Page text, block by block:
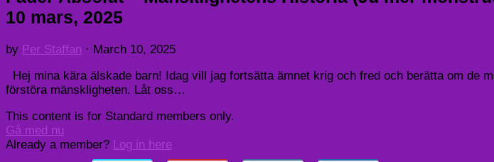
10 mars, 2025
by Per Staffan · March 10, 2025
Hej mina kära älskade barn! Idag vill jag fortsätta ämnet krig och fred och berätta om de
förstöra mänskligheten. Låt oss…
This content is for Standard members only.
Gå med nu
Already a member? Log in here